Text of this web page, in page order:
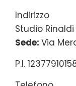
Indirizzo
Studio
Sede: Via
P.I.